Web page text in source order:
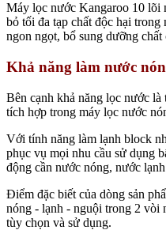
Máy lọc nước Kangaroo 10 lõi
bỏ tối đa tạp chất độc hại
ngon ngọt, bổ sung dưỡng
Khả năng làm nước
Bên cạnh khả năng lọc nước
tích hợp trong máy lọc nước
Với tính năng làm lạnh block
phục vụ mọi nhu cầu sử dụng
động cần nước nóng, nước
Điểm đặc biết của dòng sản
nóng - lạnh - nguội trong 2 vòi
tùy chọn và sử dụng.